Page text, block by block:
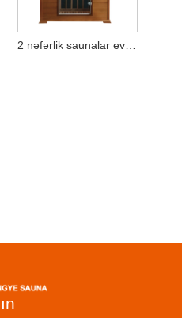
2 nəfərlik saunalar ev spaları